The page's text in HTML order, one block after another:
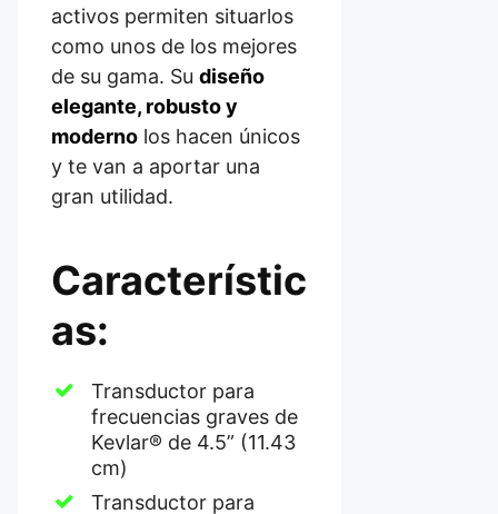
activos permiten situarlos
como unos de los mejores
de su gama. Su diseño
elegante, robusto y
moderno los hacen únicos
y te van a aportar una
gran utilidad.
Característic
as:
Transductor para
frecuencias graves de
Kevlar® de 4.5” (11.43
cm)
Transductor para